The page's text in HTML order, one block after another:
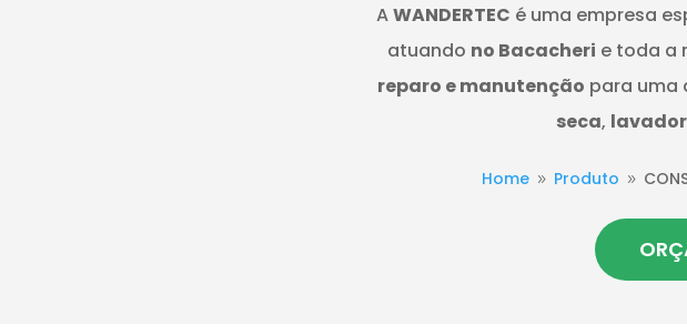
AWANDERTEC é uma empresa
atuando no Bacacheri e toda a
reparo e manutenção para uma
seca,
Home 9 Produto 9